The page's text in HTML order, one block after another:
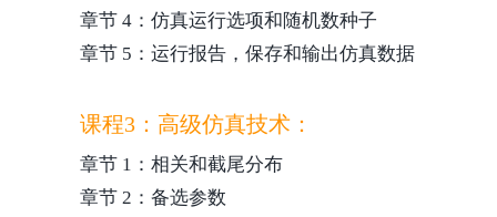
章节 4：仿真运行选项和随机数种子
章节 5：运行报告，保存和输出仿真数据
课程3：高级仿真技术：
章节 1：相关和截尾分布
章节 2：备选参数